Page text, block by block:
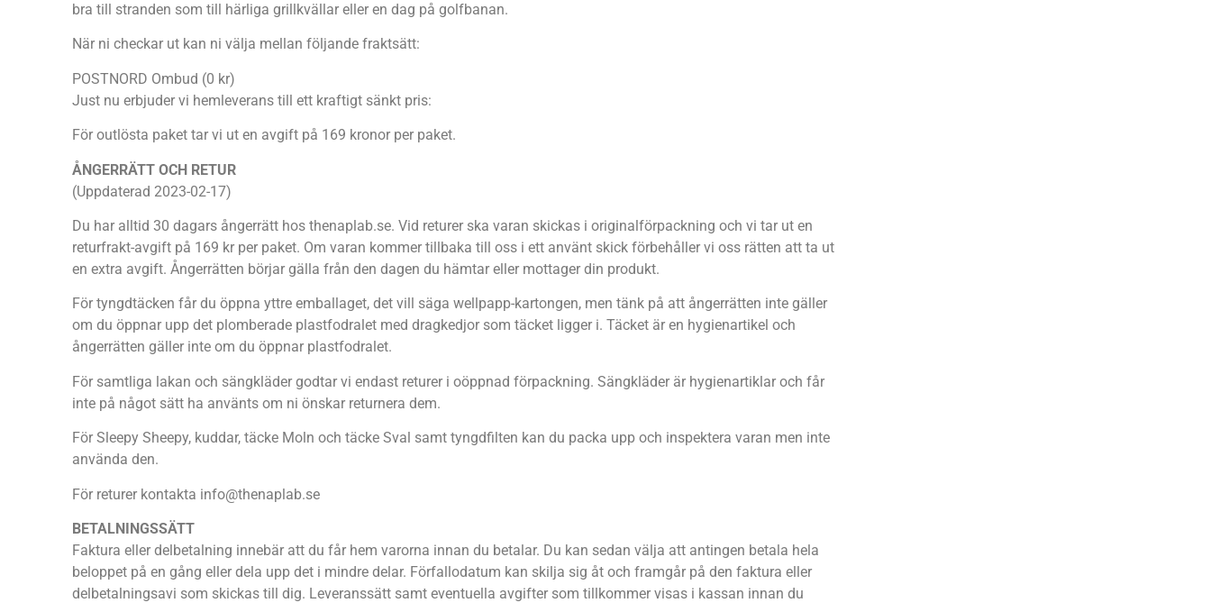
bra till stranden som till härliga grillkvällar eller en dag på golfbanan.
När ni checkar ut kan ni välja mellan följande fraktsätt:
POSTNORD Ombud (0 kr)
Just nu erbjuder vi hemleverans till ett kraftigt sänkt pris:
För outlösta paket tar vi ut en avgift på 169 kronor per paket.
ÅNGERRÄTT OCH RETUR
(Uppdaterad 2023-02-17)
Du har alltid 30 dagars ångerrätt hos thenaplab.se. Vid returer ska varan skickas i originalförpackning och vi tar ut en
returfrakt-avgift på 169 kr per paket. Om varan kommer tillbaka till oss i ett använt skick förbehåller vi oss rätten att ta ut
en extra avgift. Ångerrätten börjar gälla från den dagen du hämtar eller mottager din produkt.
För tyngdtäcken får du öppna yttre emballaget, det vill säga wellpapp-kartongen, men tänk på att ångerrätten inte gäller
om du öppnar upp det plomberade plastfodralet med dragkedjor som täcket ligger i. Täcket är en hygienartikel och
ångerrätten gäller inte om du öppnar plastfodralet.
För samtliga lakan och sängkläder godtar vi endast returer i oöppnad förpackning. Sängkläder är hygienartiklar och får
inte på något sätt ha använts om ni önskar returnera dem.
För Sleepy Sheepy, kuddar, täcke Moln och täcke Sval samt tyngdfilten kan du packa upp och inspektera varan men inte
använda den.
För returer kontakta info@thenaplab.se
BETALNINGSSÄTT
Faktura eller delbetalning innebär att du får hem varorna innan du betalar. Du kan sedan välja att antingen betala hela
beloppet på en gång eller dela upp det i mindre delar. Förfallodatum kan skilja sig åt och framgår på den faktura eller
delbetalningsavi som skickas till dig. Leveranssätt samt eventuella avgifter som tillkommer visas i kassan innan du